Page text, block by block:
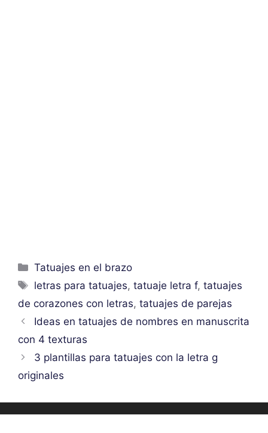
Categorías
Tatuajes en el brazo
Etiquetas
letras para tatuajes,tatuaje letra f,tatuajes
de corazones con letras, tatuajes de parejas
Ideas en tatuajes de nombres en manuscrita
con 4 texturas
3 plantillas para tatuajes con la letra g
originales